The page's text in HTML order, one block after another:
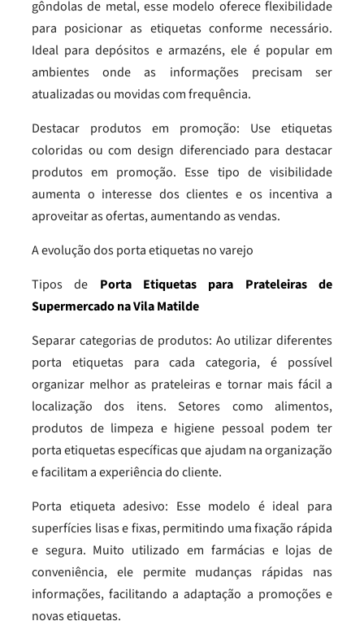
gôndolas de metal, esse modelo oferece flexibilidade
para posicionar as etiquetas conforme necessário.
Ideal para depósitos e armazéns, ele é popular em
ambientes onde as informações precisam ser
atualizadas ou movidas com frequência.
Destacar produtos em promoção: Use etiquetas
coloridas ou com design diferenciado para destacar
produtos em promoção. Esse tipo de visibilidade
aumenta o interesse dos clientes e os incentiva a
aproveitar as ofertas, aumentando as vendas.
A evolução dos porta etiquetas no varejo
Tipos de Porta Etiquetas para Prateleiras de
Supermercado na Vila Matilde
Separar categorias de produtos: Ao utilizar diferentes
porta etiquetas para cada categoria, é possível
organizar melhor as prateleiras e tornar mais fácil a
localização dos itens. Setores como alimentos,
produtos de limpeza e higiene pessoal podem ter
porta etiquetas específicas que ajudam na organização
e facilitam a experiência do cliente.
Porta etiqueta adesivo: Esse modelo é ideal para
superfícies lisas e fixas, permitindo uma fixação rápida
e segura. Muito utilizado em farmácias e lojas de
conveniência, ele permite mudanças rápidas nas
informações, facilitando a adaptação a promoções e
novas etiquetas.